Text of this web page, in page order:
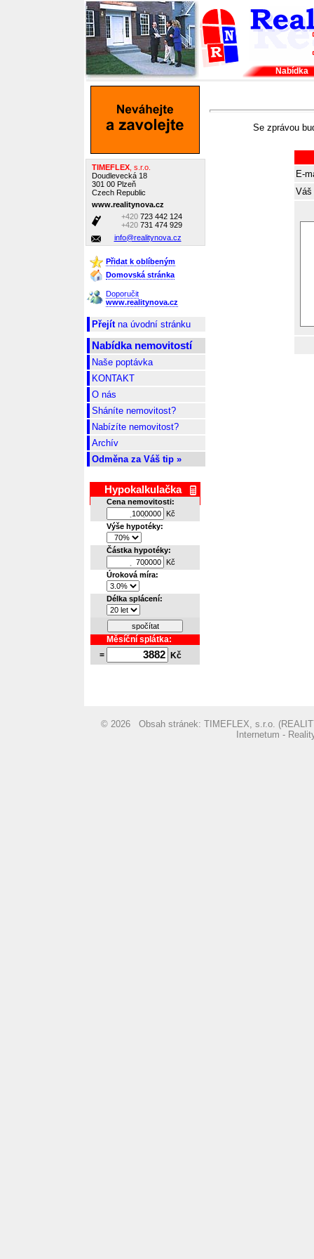
Nabídka
TIMEFLEX, s.r.o.
Doudlevecká 18
301 00 Plzeň
Czech Republic
www.realitynova.cz
+420723 442 124
+420731 474 929
info@realitynova.cz
Přidat k oblíbeným
Domovská stránka
Doporučit
www.realitynova.cz
Přejítna úvodní stránku
Nabídka nemovitostí
Naše poptávka
KONTAKT
O nás
Sháníte nemovitost?
Nabízíte nemovitost?
Archív
Odměna za Váš tip »
Hypokalkulačka
Cena nemovitosti:
Kč
.
.
Výše hypotéky:
Částka hypotéky:
Kč
.
.
Úroková míra:
Délka splácení:
spočítat
Měsíční splátka:
=
Kč
Se zprávou
E-
Váš
© 2026 Obsah stránek: TIMEFLEX, s.r.o.
Internetum -